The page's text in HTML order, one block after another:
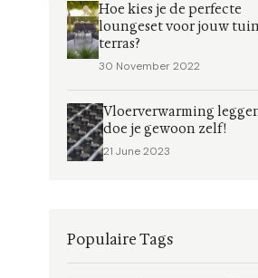
Hoe kies je de perfecte
loungeset voor jouw
terras?
30 November 2022
Vloerverwarming
doe je gewoon zelf!
21 June 2023
Populaire Tags